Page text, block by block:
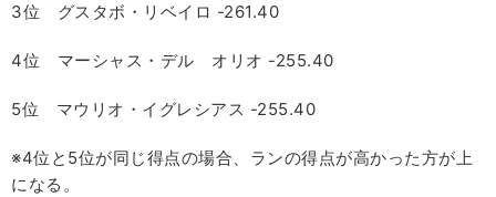
3位 グスタボ・リベイロ -261.40
4位 マーシャス・デル オリオ -255.40
5位 マウリオ・イグレシアス -255.40
※4位と5位が同じ得点の場合、ランの得点が高かった方が上
になる。